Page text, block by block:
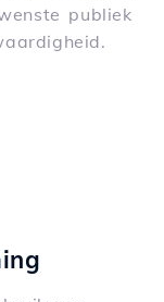
publiek